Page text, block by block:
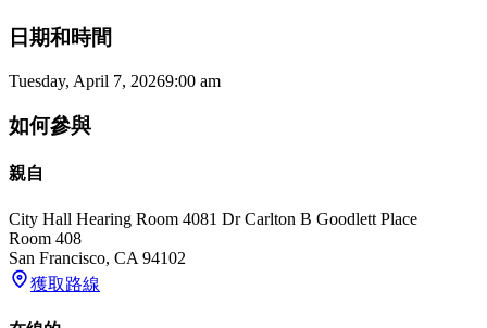
日期和時間
Tuesday, April 7, 20269:00 am
如何參與
親自
City Hall Hearing Room 4081 Dr Carlton B Goodlett Place
Room 408
San Francisco, CA 94102
獲取路線